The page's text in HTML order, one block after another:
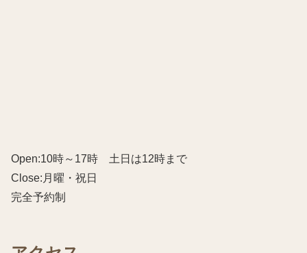
Open:10時～17時 土日は12時まで
Close:月曜・祝日
完全予約制